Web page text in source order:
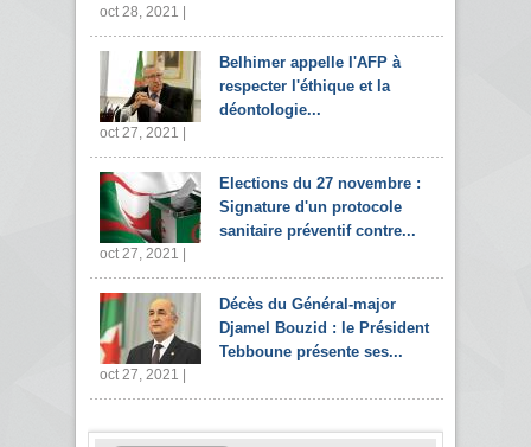
oct 28, 2021 |
Belhimer appelle l'AFP à
respecter l'éthique et la
déontologie...
oct 27, 2021 |
Elections du 27 novembre :
Signature d'un protocole
sanitaire préventif contre...
oct 27, 2021 |
Décès du Général-major
Djamel Bouzid : le Président
Tebboune présente ses...
oct 27, 2021 |